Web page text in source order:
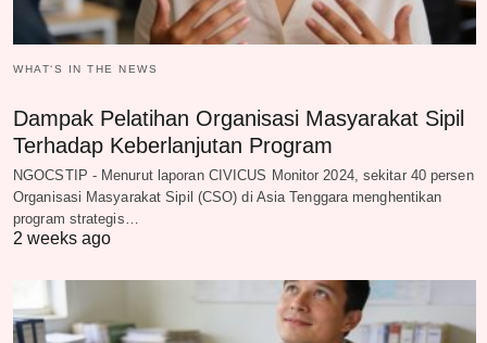
WHAT‘S IN THE NEWS
Dampak Pelatihan Organisasi Masyarakat Sipil
Terhadap Keberlanjutan Program
NGOCSTIP - Menurut laporan CIVICUS Monitor 2024, sekitar 40 persen
Organisasi Masyarakat Sipil (CSO) di Asia Tenggara menghentikan
program strategis…
2 weeks ago